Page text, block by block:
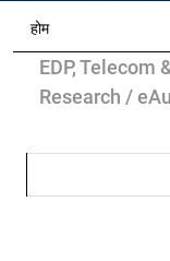
होम
EDP, Telecom
Research /